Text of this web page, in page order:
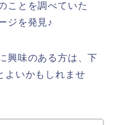
ことを調べていた
ジを発見♪
興味のある方は、下
よいかもしれませ